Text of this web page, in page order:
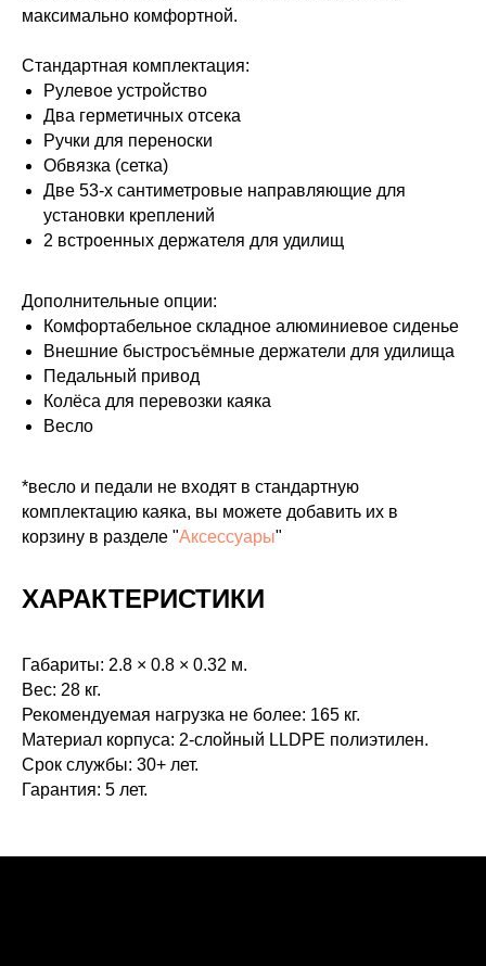
максимально комфортной.
Стандартная комплектация:
Рулевое устройство
Два герметичных отсека
Ручки для переноски
Обвязка (сетка)
Две 53-х сантиметровые направляющие для
установки креплений
2 встроенных держателя для удилищ
Дополнительные опции:
Комфортабельное складное алюминиевое сиденье
Внешние быстросъёмные держатели для удилища
Педальный привод
Колёса для перевозки каяка
Весло
*весло и педали не входят в стандартную
комплектацию каяка, вы можете добавить их в
корзину в разделе "Аксессуары"
ХАРАКТЕРИСТИКИ
Габариты: 2.8 × 0.8 × 0.32 м.
Вес: 28 кг.
Рекомендуемая нагрузка не более: 165 кг.
Материал корпуса: 2-слойный LLDPE полиэтилен.
Срок службы: 30+ лет.
Гарантия: 5 лет.